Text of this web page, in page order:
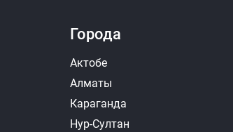
Города
Актобе
Алматы
Караганда
Нур-Султан